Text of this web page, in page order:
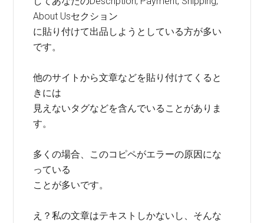
About Usセクション
に貼り付けて出品しようとしている方が多い
です。
他のサイトから文章などを貼り付けてくると
きには
見えないタグなどを含んでいることがありま
す。
多くの場合、このコピペがエラーの原因にな
っている
ことが多いです。
え？私の文章はテキストしかないし、そんな